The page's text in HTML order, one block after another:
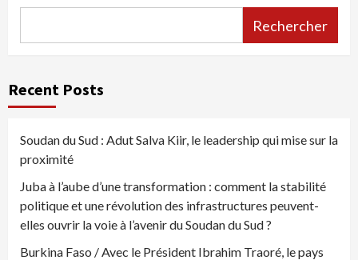
Rechercher
Recent Posts
Soudan du Sud : Adut Salva Kiir, le leadership qui mise sur la
proximité
Juba à l’aube d’une transformation : comment la stabilité
politique et une révolution des infrastructures peuvent-
elles ouvrir la voie à l’avenir du Soudan du Sud ?
Burkina Faso / Avec le Président Ibrahim Traoré, le pays